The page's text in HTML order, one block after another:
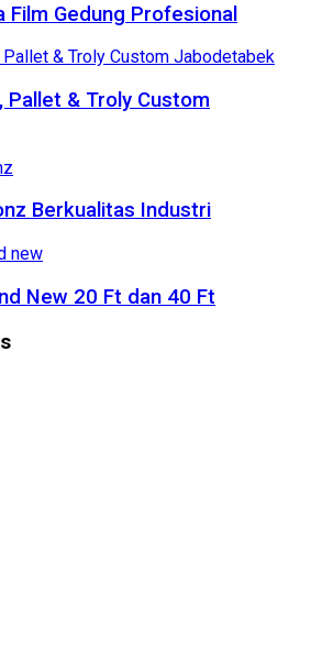
Film Gedung Profesional
Pallet & Troly Custom
Berkualitas Industri
New 20 Ft dan 40 Ft